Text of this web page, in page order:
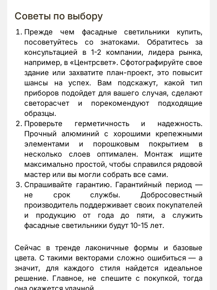
Советы по выбору
Прежде чем фасадные светильники купить,
посоветуйтесь со знатоками. Обратитесь за
консультацией в 1-2 компании, лидера рынка,
например, в «Центрсвет». Сфотографируйте свое
здание или захватите план-проект, это повысит
шансы на успех. Вам подскажут, какой тип
приборов подойдет для вашего случая, сделают
светорасчет и порекомендуют подходящие
образцы.
Проверьте герметичность и надежность.
Прочный алюминий с хорошими крепежными
элементами и порошковым покрытием в
несколько слоев оптимален. Монтаж ищите
максимально простой, чтобы справился рядовой
мастер или вы могли собрать все сами.
Спрашивайте гарантию. Гарантийный период —
не срок службы. Добросовестный
производитель поддерживает своих покупателей
и продукцию от года до пяти, а служить
фасадные светильники будут 10-15 лет.
Сейчас в тренде лаконичные формы и базовые
цвета. С такими векторами сложно ошибиться — а
значит, для каждого стиля найдется идеальное
решение. Главное, не спешите с покупкой, тогда